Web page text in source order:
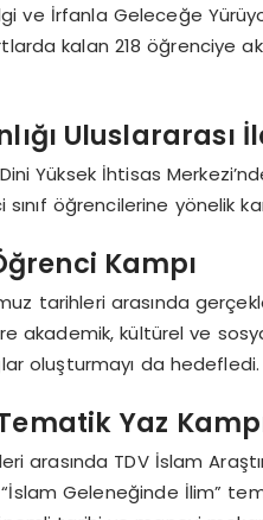
ve İrfanla Geleceğe
kalan 218 öğrenciye
Uluslararası
Yüksek İhtisas
sınıf öğrencilerine yönelik
Kampı
tarihleri arasında
akademik, kültürel ve
oluşturmayı da hedefledi.
Yaz
arasında TDV İslam
Geleneğinde İlim”